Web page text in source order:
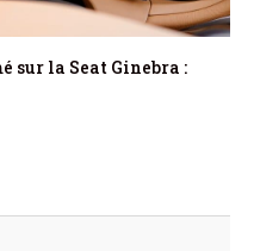
sur la Seat Ginebra :